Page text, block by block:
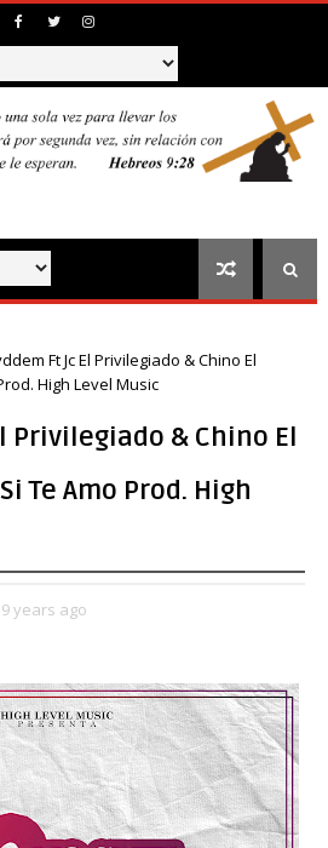
Ft Jc El Privilegiado & Chino El
High Level Music
Privilegiado & Chino El
Te Amo Prod. High
9 years ago